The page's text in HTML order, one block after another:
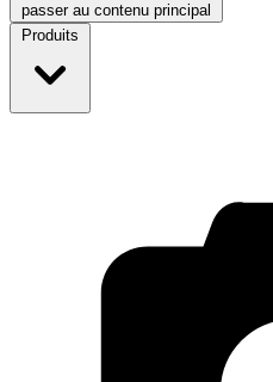
passer au contenu principal
Produits